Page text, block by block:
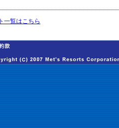
一覧はこちら